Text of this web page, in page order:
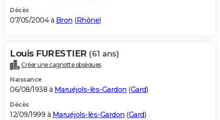
Décès
07/05/2004 à Bron (Rhône)
Louis FURESTIER (61 ans)
Créer une cagnotte obsèques
Naissance
06/08/1938 à Maruéjols-lès-Gardon (Gard)
Décès
12/09/1999 à Maruéjols-lès-Gardon (Gard)